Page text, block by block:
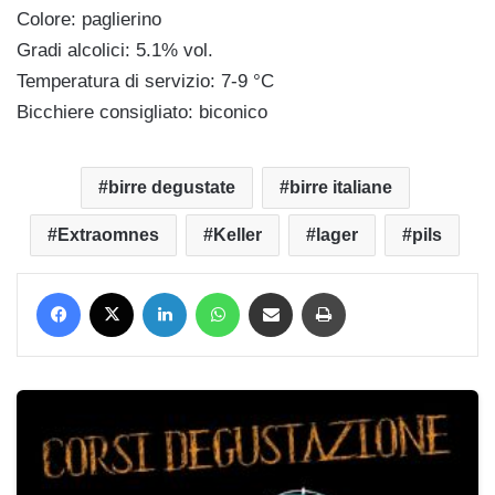
Colore: paglierino
Gradi alcolici: 5.1% vol.
Temperatura di servizio: 7-9 °C
Bicchiere consigliato: biconico
birre degustate birre italiane
Extraomnes Keller lager pils
Facebook LinkedIn WhatsApp Condividi via mail